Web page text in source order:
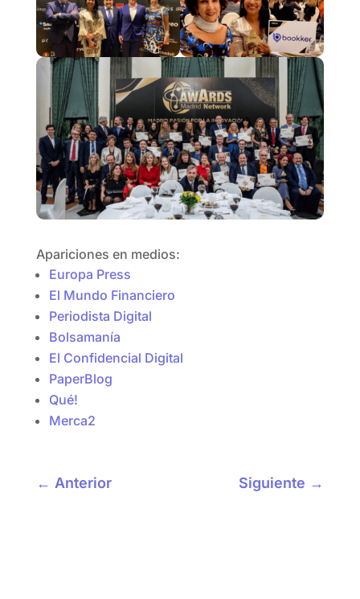
Apariciones en medios:
Europa Press
El Mundo Financiero
Periodista Digital
Bolsamanía
El Confidencial Digital
PaperBlog
Qué!
Merca2
← Anterior Siguiente →